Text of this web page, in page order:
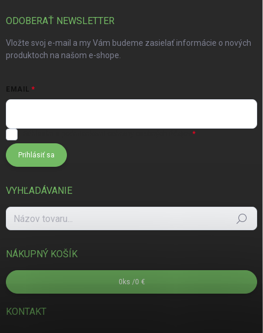
ODOBERAŤ NEWSLETTER
Vložte svoj e-mail a my Vám budeme zasielať informácie o nových
produktoch na našom e-shope.
EMAIL
Prihlásiť sa
VYHĽADÁVANIE
Hľadať
NÁKUPNÝ KOŠÍK
0 ks /0 €
KONTAKT